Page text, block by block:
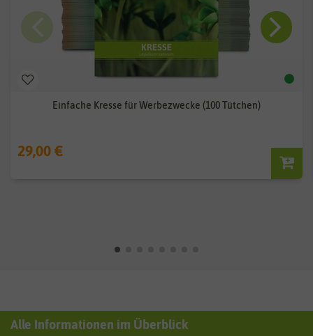
Einfache Kresse für Werbezwecke (100 Tütchen)
29,00 €
Alle Informationen im Überblick